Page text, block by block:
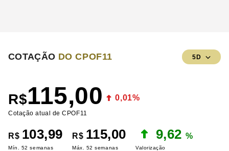
COTAÇÃO DO CPOF11 5D
R$115,00 0,01%
Cotação atual de CPOF11
R$ 103,99
Mín. 52 semanas
R$ 115,00
Máx. 52 semanas
9,62%
Valorização